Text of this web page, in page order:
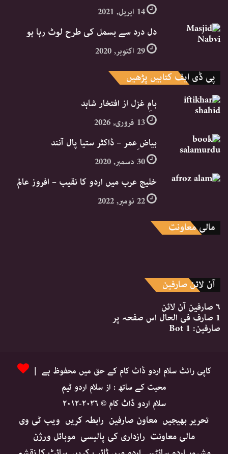
14 اپریل, 2021
دل درد سے بسمل کی طرح لوٹ رہا ہو
29 اکتوبر, 2020
پی ڈی ایف کتابیں پڑھیں
بامِ غزل از افتخار شاہد
13 فروری, 2026
بیاض ِعمر – ڈاکٹر ستیا پال آنند
30 دسمبر, 2020
خلیج عرب میں اردو کا نقیب – افروز عالم
22 نومبر, 2022
مالی معاونت
آن لائن صارفین
۶ صارفین
آن لائن
1 صارف فی الحال اس صفحہ پر
صارفین: 1 Bot
کاپی رائٹ سلام اردو ڈاٹ کام کے حق میں محفوظ ہے |
محبت کے ساتھ : از سلام اردو ٹیم
سلام اردو ڈاٹ کام © ۲۰۲۶-۲۰۱۲
تحریر بھیجیں معاون صارفین رابطہ کریں ویب ٹی وی
مالی معاونت رازداری کی پالیسی موبائل ورژن